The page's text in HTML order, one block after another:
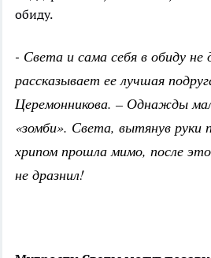
обиду.
- Света и сама себя в обиду не
рассказывает ее лучшая
Церемонникова. – Однажды
«зомби». Света, вытянув руки
хрипом прошла мимо, после
не дразнил!